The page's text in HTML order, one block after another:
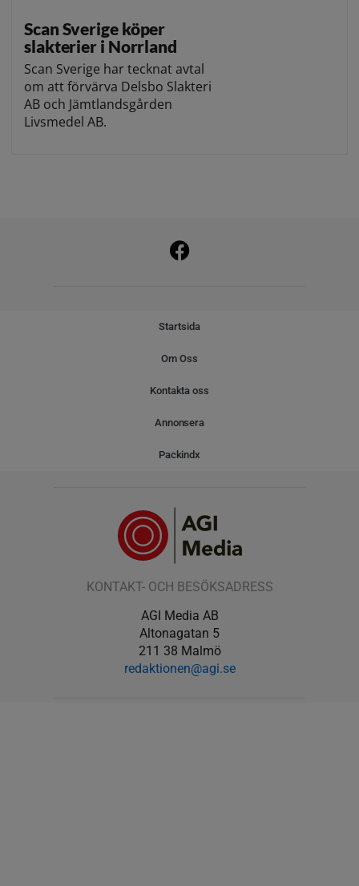
Scan Sverige köper
slakterier i Norrland
Scan Sverige har tecknat avtal
om att förvärva Delsbo Slakteri
AB och Jämtlandsgården
Livsmedel AB.
Startsida
Om Oss
Kontakta oss
Annonsera
Packindx
KONTAKT- OCH BESÖKSADRESS
AGI Media AB
Altonagatan 5
211 38 Malmö
redaktionen@agi.se